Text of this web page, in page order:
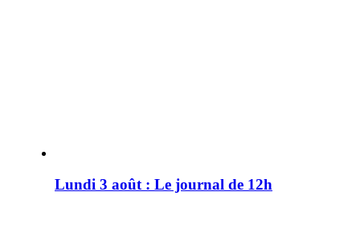
Lundi 3 août : Le journal de 12h